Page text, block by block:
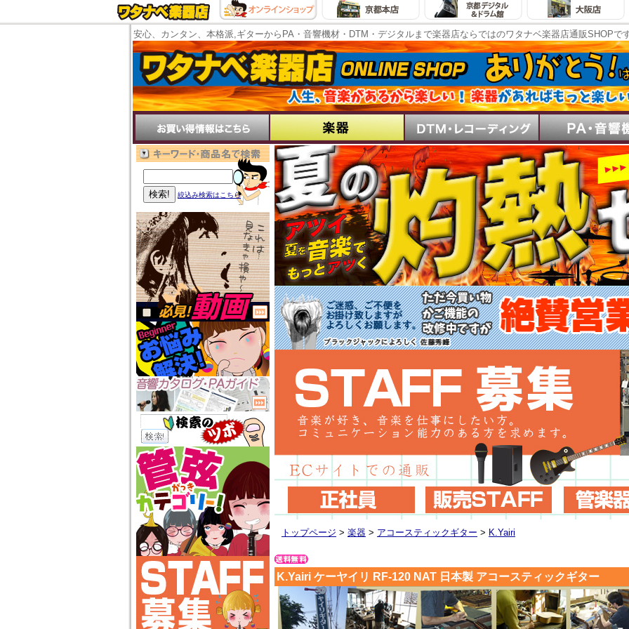
安心、カンタン、本格派,ギターからPA・音響機材・DTM・デジタルまで楽器店ならではのワタナベ楽器店通販SHOPで
絞込み検索はこちら
トップページ > 楽器 > アコースティックギター > K.Yairi
K.Yairi ケーヤイリ RF-120 NAT 日本製 アコースティックギター